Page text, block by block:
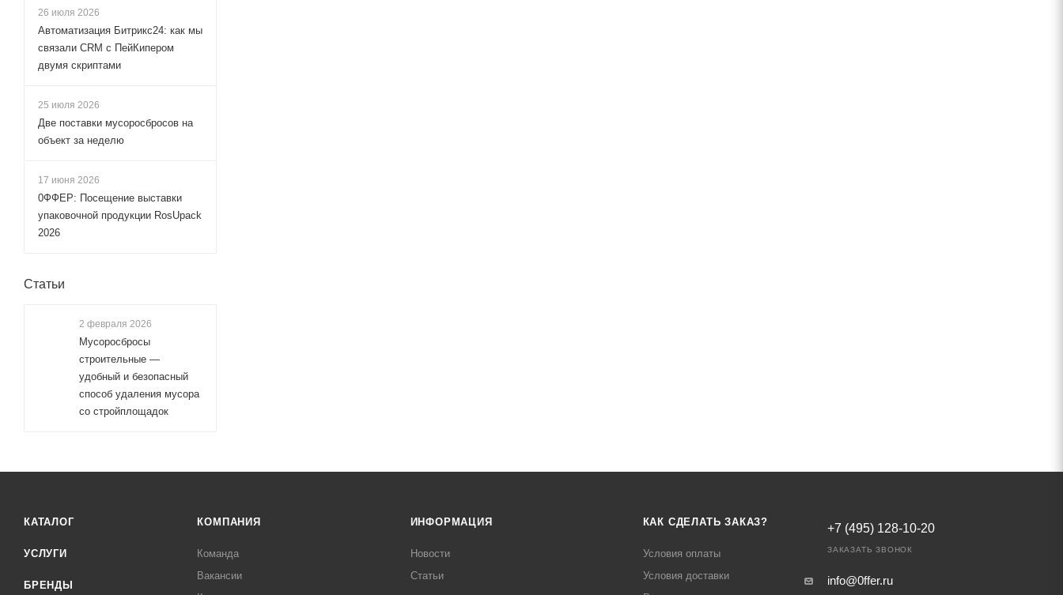
26 июля 2026
Автоматизация Битрикс24: как мы
связали CRM с ПейКипером
двумя скриптами
25 июля 2026
Две поставки мусоросбросов на
объект за неделю
17 июня 2026
0ФФЕР: Посещение выставки
упаковочной продукции RosUpack
2026
Статьи
2 февраля 2026
Мусоросбросы
строительные —
удобный и безопасный
способ удаления мусора
со стройплощадок
КАТАЛОГ
УСЛУГИ
БРЕНДЫ
КОМПАНИЯ
Команда
Вакансии
ИНФОРМАЦИЯ
Новости
Статьи
КАК СДЕЛАТЬ ЗАКАЗ?
Условия оплаты
Условия доставки
+7 (495) 128-10-20
ЗАКАЗАТЬ ЗВОНОК
info@0ffer.ru